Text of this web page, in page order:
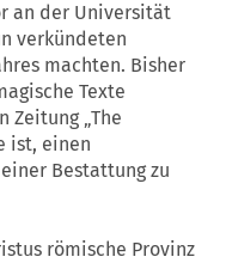
an der Universität
verkündeten
machten. Bisher
Texte
Zeitung „The
ist, einen
Bestattung zu
römische Provinz